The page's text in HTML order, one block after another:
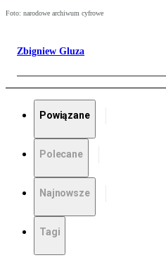
Foto: narodowe archiwum cyfrowe
Zbigniew Gluza
Powiązane
Polecane
Najnowsze
Tagi